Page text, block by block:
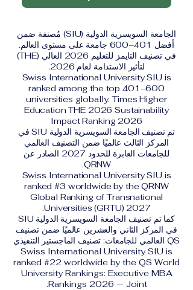
الجامعة السويسرية الدولية (SIU) مُصنفة ضمن
أفضل 401–600 جامعة على مستوى العالم.
في تصنيف التايمز للتعليم 2026 العالي (THE)
لتأثير الاستدامة لعام 2026.
Swiss International University SIU is
ranked among the top 401–600
universities globally. Times Higher
Education THE 2026 Sustainability
Impact Ranking 2026
تم تصنيف الجامعة السويسرية الدولية SIU في
المركز الثالث عالميًا ضمن التصنيف العالمي
للجامعات العابرة للحدود 2027 الصادر عن
QRNW.
Swiss International University SIU is
ranked #3 worldwide by the QRNW
Global Ranking of Transnational
Universities (GRTU) 2027.
كما تم تصنيف الجامعة السويسرية الدولية SIU
في المركز الثاني والعشرين عالميًا ضمن تصنيف
QS العالمي للجامعات: تصنيف الماجستير التنفيذي
Swiss International University SIU is
ranked #22 worldwide by the QS World
University Rankings: Executive MBA
Rankings 2026 — Joint.